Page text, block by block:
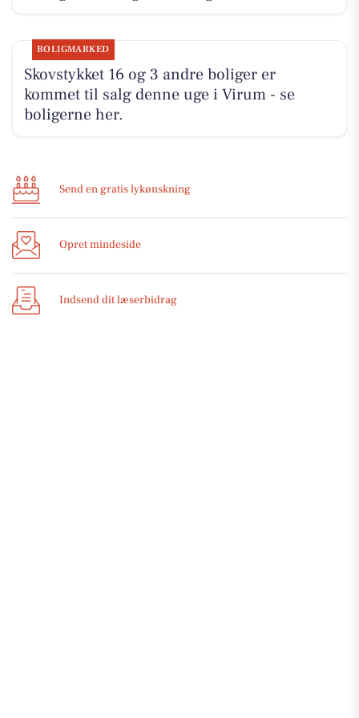
BOLIGMARKED
Skovstykket 16 og 3 andre boliger er
kommet til salg denne uge i Virum - se
boligerne her.
Send en gratis lykønskning
Opret mindeside
Indsend dit læserbidrag